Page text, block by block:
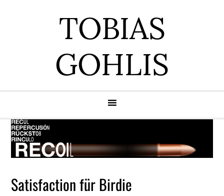
TOBIAS
GOHLIS
Satisfaction für Birdie